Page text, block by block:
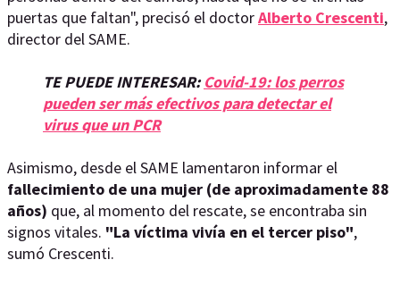
puertas que faltan", precisó el doctorAlberto Crescenti,
director del SAME.
TE PUEDE INTERESAR:Covid-19: los perros
pueden ser más efectivos para detectar el
virus que un PCR
Asimismo, desde el SAME lamentaron informar el
fallecimiento de una mujer (de aproximadamente 88
años) que, al momento del rescate, se encontraba sin
signos vitales. "La víctima vivía en el tercer piso",
sumó Crescenti.